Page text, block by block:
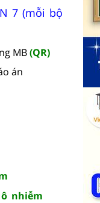
7 (mỗi bộ
MB(QR)
án
nhiễm